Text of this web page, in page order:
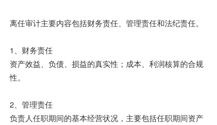
离任审计主要内容包括财务责任、管理责任和法纪责任。
1、财务责任
资产效益、负债、损益的真实性；成本、利润核算的合规
性。
2、管理责任
负责人任职期间的基本经营状况，主要包括任职期间资产